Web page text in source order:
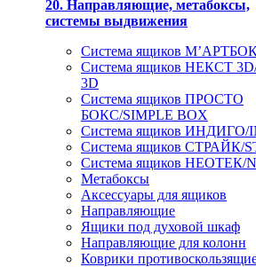
20. Направляющие, метабоксы,
системы выдвижения
Система ящиков
Система ящиков НЕКСТ
3D
Система ящиков ПРОСТО
БОКС/SIMPLE BOX
Система ящиков ИНДИГО/
Система ящиков СТРАЙК/
Система ящиков НЕОТЕК/
Метабоксы
Аксессуары для ящиков
Направляющие
Ящики под духовой шкаф
Направляющие для колонн
Коврики